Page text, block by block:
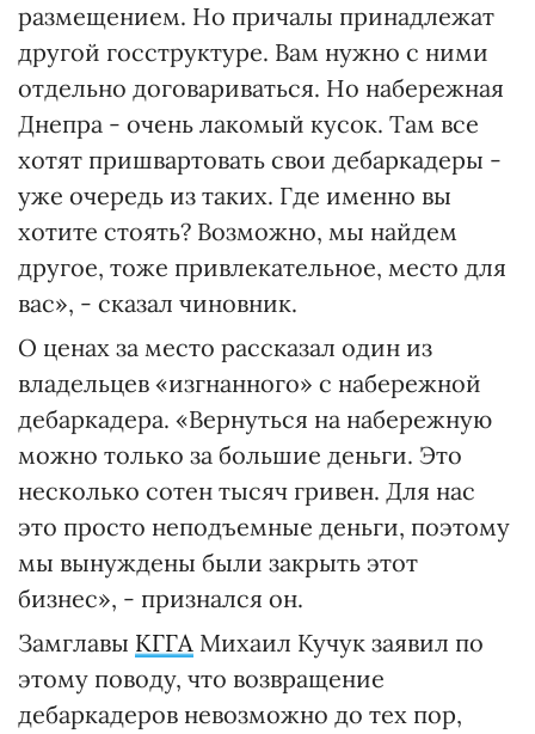
размещением. Но причалы принадлежат
другой госструктуре. Вам нужно с ними
отдельно договариваться. Но набережная
Днепра - очень лакомый кусок. Там все
хотят пришвартовать свои дебаркадеры -
уже очередь из таких. Где именно вы
хотите стоять? Возможно, мы найдем
другое, тоже привлекательное, место для
вас», - сказал чиновник.
О ценах за место рассказал один из
владельцев «изгнанного» с набережной
дебаркадера. «Вернуться на набережную
можно только за большие деньги. Это
несколько сотен тысяч гривен. Для нас
это просто неподъемные деньги, поэтому
мы вынуждены были закрыть этот
бизнес», - признался он.
Замглавы КГГА Михаил Кучук заявил по
этому поводу, что возвращение
дебаркадеров невозможно до тех пор,